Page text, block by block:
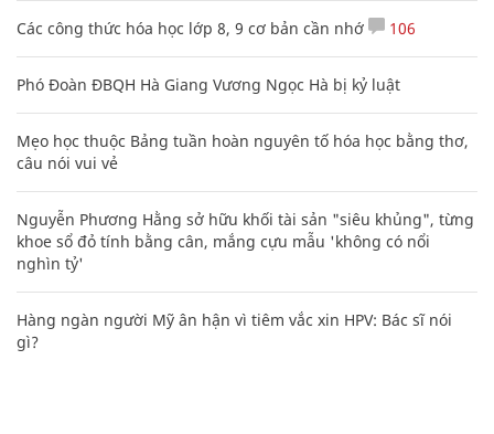
Các công thức hóa học lớp 8, 9 cơ bản cần nhớ 106
Phó Đoàn ĐBQH Hà Giang Vương Ngọc Hà bị kỷ luật
Mẹo học thuộc Bảng tuần hoàn nguyên tố hóa học bằng thơ,
câu nói vui vẻ
Nguyễn Phương Hằng sở hữu khối tài sản "siêu khủng", từng
khoe sổ đỏ tính bằng cân, mắng cựu mẫu 'không có nổi
nghìn tỷ'
Hàng ngàn người Mỹ ân hận vì tiêm vắc xin HPV: Bác sĩ nói
gì?